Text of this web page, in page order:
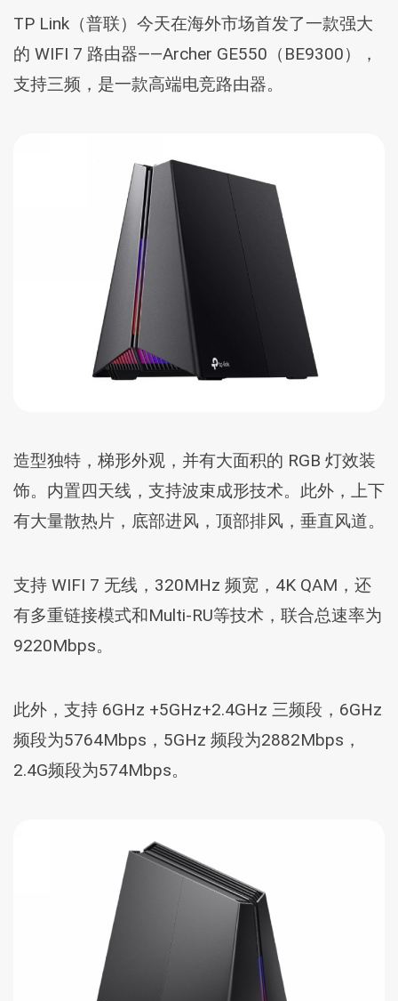
TP Link（普联）今天在海外市场首发了一款强大
的 WIFI 7 路由器——Archer GE550（BE9300），
支持三频，是一款高端电竞路由器。
造型独特，梯形外观，并有大面积的 RGB 灯效装
饰。内置四天线，支持波束成形技术。此外，上下
有大量散热片，底部进风，顶部排风，垂直风道。
支持 WIFI 7 无线，320MHz 频宽，4K QAM，还
有多重链接模式和Multi-RU等技术，联合总速率为
9220Mbps。
此外，支持 6GHz +5GHz+2.4GHz 三频段，6GHz
频段为5764Mbps，5GHz 频段为2882Mbps，
2.4G频段为574Mbps。